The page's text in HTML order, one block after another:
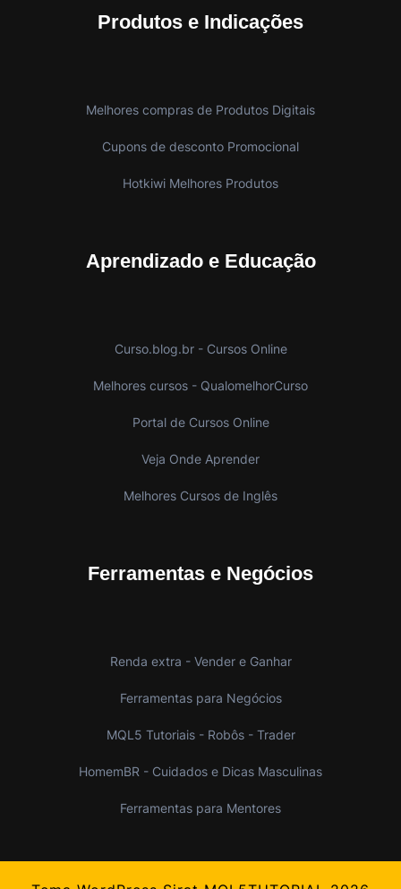
Produtos e Indicações
Melhores compras de Produtos Digitais
Cupons de desconto Promocional
Hotkiwi Melhores Produtos
Aprendizado e Educação
Curso.blog.br - Cursos Online
Melhores cursos - QualomelhorCurso
Portal de Cursos Online
Veja Onde Aprender
Melhores Cursos de Inglês
Ferramentas e Negócios
Renda extra - Vender e Ganhar
Ferramentas para Negócios
MQL5 Tutoriais - Robôs - Trader
HomemBR - Cuidados e Dicas Masculinas
Ferramentas para Mentores